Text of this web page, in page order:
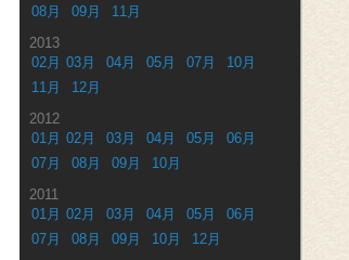
08月
09月
11月
2013
02月 03月 04月 05月 07月
10月
11月
12月
2012
01月 02月 03月 04月 05月
06月
07月
08月 09月
10月
2011
01月 02月 03月 04月 05月
06月
07月
08月 09月 10月
12月